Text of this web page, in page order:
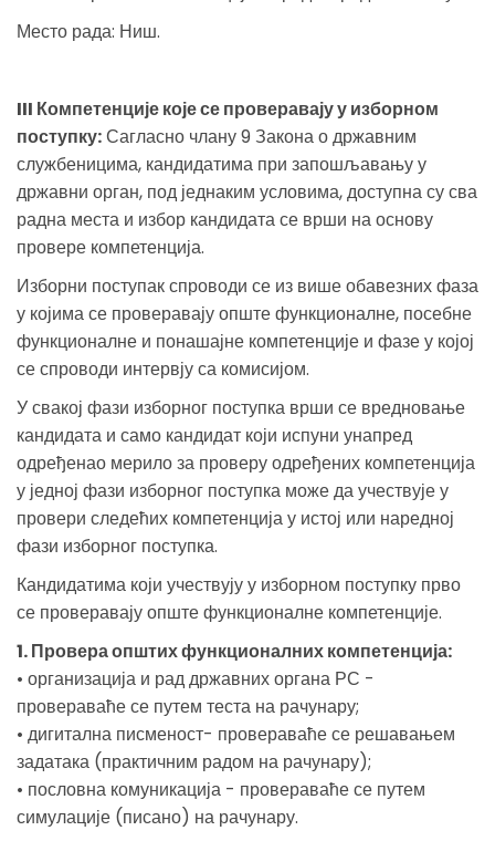
Место рада: Ниш.
III Компетенције које се проверавају у изборном
поступку:Сагласно члану 9 Закона о државним
службеницима, кандидатима при запошљавању у
државни орган, под једнаким условима, доступна су сва
радна места и избор кандидата се врши на основу
провере компетенција.
Изборни поступак спроводи се из више обавезних фаза
у којима се проверавају опште функционалне, посебне
функционалне и понашајне компетенције и фазе у којој
се спроводи интервју са комисијом.
У свакој фази изборног поступка врши се вредновање
кандидата и само кандидат који испуни унапред
одређенао мерило за проверу одређених компетенција
у једној фази изборног поступка може да учествује у
провери следећих компетенција у истој или наредној
фази изборног поступка.
Кандидатима који учествују у изборном поступку прво
се проверавају опште функционалне компетенције.
1. Провера општих функционалних компетенција:
• организација и рад државних органа РС -
провераваће се путем теста на рачунару;
• дигитална писменост- провераваће се решавањем
задатака (практичним радом на рачунару);
• пословна комуникација - провераваће се путем
симулације (писано) на рачунару.